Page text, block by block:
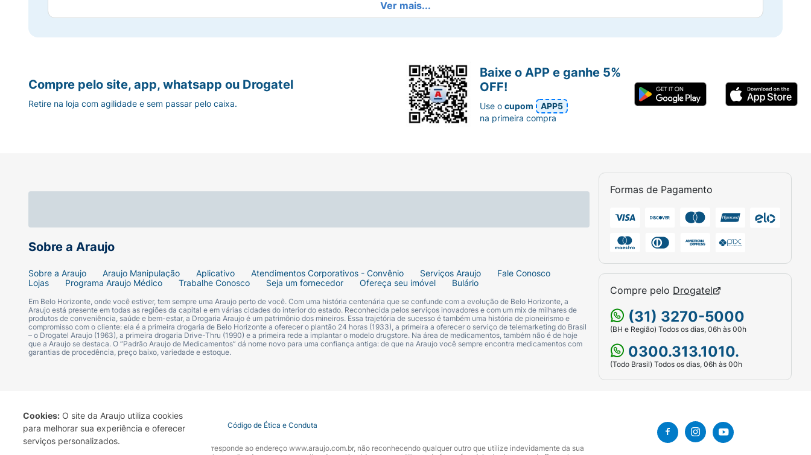
Cookies: O site da Araujo utiliza cookies
para melhorar sua experiência e oferecer
serviços personalizados.
Alta Absorção:Formulada com Metilcobalamina, a forma ativa da B12 que garante máxima absorção pelo organismo.
Saúde Sanguínea e Nervosa: Fundamental para a formação de glóbulos vermelhos e manutenção do sistema nervoso.
Praticidade Extrema:O formato em gotas (líquido) facilita a dosagem personalizada para qualquer idade.
Sugestão de Uso:
(que fornece 2,4 mcg de Metilcobalamina), ou seguir a dosagem
recomendada pelo seu médico ou nutricionista. As gotas podem ser pingadas diretamente na boca ou misturadas em um pouco de água ou na
bebida de sua preferência.
Ficha Técnica:
Marca:True Source.
Linha:Family Care.
Produto: Vitamina B12.
Princípio Ativo:Metilcobalamina.
Concentração: 2,4 mcg por gota.
Ver mais...
Sobre a Araujo
Sobre a Araujo Araujo Manipulação Aplicativo Atendimentos Corporativos - Convênio Serviços Araujo
Fale Conosco
Lojas
Programa Araujo Médico Trabalhe Conosco Seja um fornecedor Ofereça seu imóvel Bulário
Em Belo Horizonte, onde você estiver, tem sempre uma Araujo perto de você. Com uma história centenária que se confunde com a evolução de Belo Horizonte, a
Araujo está presente em todas as regiões da capital e em várias cidades do interior do estado. Reconhecida pelos serviços inovadores e com um mix de milhares de
produtos de conveniência, saúde e bem-estar, a Drogaria Araujo é um patrimônio dos mineiros. Essa trajetória de sucesso é também uma história de pioneirismo e
compromisso com o cliente: ela é a primeira drogaria de Belo Horizonte a oferecer o plantão 24 horas (1933), a primeira a oferecer o serviço de telemarketing do Brasil
– o Drogatel Araujo (1963), a primeira drogaria Drive-Thru (1990) e a primeira rede a implantar o modelo drugstore. Na área de medicamentos, também não é de hoje
que a Araujo se destaca. O “Padrão Araujo de Medicamentos” dá nome novo para uma confiança antiga: de que na Araujo você sempre encontra medicamentos com
garantias de procedência, preço baixo, variedade e estoque.
Formas de Pagamento
Compre pelo Drogatel
(31) 3270-5000
(BH e Região) Todos os dias, 06h às 00h
0300.313.1010.
(Todo Brasil) Todos os dias, 06h às 00h
Compre pelo site, app, whatsapp ou Drogatel
Retire na loja com agilidade e sem passar pelo caixa.
Baixe o APP e ganhe 5%
OFF!
Use ocupom
APP5
na primeira compra
Termo de Uso Portal da Privacidade Covid-19 Código de Ética e Conduta
A Drogaria Araujo S/A informa que o seu site oficial corresponde ao endereço www.araujo.com.br, não reconhecendo qualquer outro que utilize indevidamente da sua